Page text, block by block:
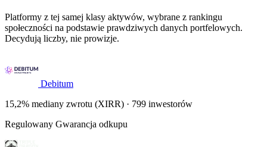
Platformy z tej samej klasy aktywów, wybrane z rankingu
społeczności na podstawie prawdziwych danych portfelowych.
Decydują liczby, nie prowizje.
Debitum
15,2% mediany zwrotu (XIRR) · 799 inwestorów
Regulowany Gwarancja odkupu